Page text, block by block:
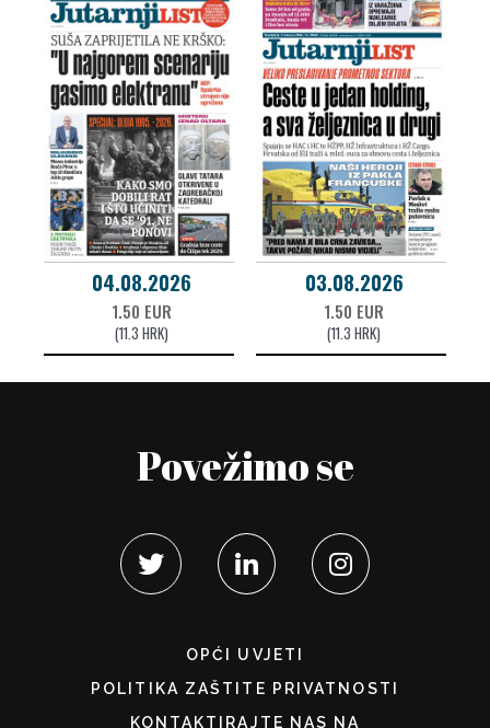
04.08.2026
1.50 EUR
(11.3 HRK)
03.08.2026
1.50 EUR
(11.3 HRK)
Povežimo se
OPĆI UVJETI
POLITIKA ZAŠTITE PRIVATNOSTI
KONTAKTIRAJTE NAS NA